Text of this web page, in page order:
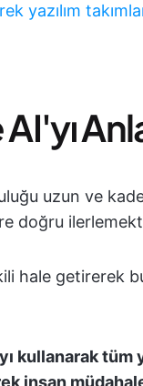
yazılım
uzun ve
doğru
hale getirerek
kullanarak tüm
insan